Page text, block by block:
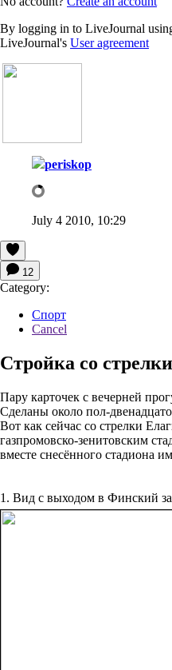
By logging in to LiveJournal
LiveJournal's User agreement
periskop
July 4 2010, 10:29
12
Category:
Спорт
Cancel
Стройка со
Пару карточек с вечерней
Сделаны около пол-
Вот как сейчас со стрелки
газпромовско-зенитовским
вместе снесённого стадиона
1. Вид с выходом в Финский